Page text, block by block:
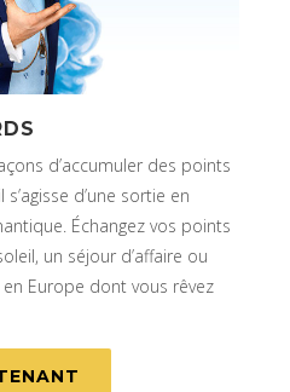
d’accumuler des points
d’une sortie en
Échangez vos points
un séjour d’affaire ou
Europe dont vous rêvez